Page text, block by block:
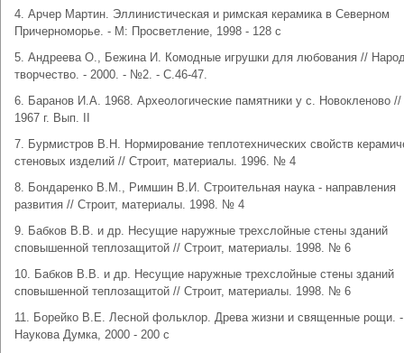
4. Арчер Мартин. Эллинистическая и римская керамика в Северном
Причерноморье. - М: Просветление, 1998 - 128 с
5. Андреева О., Бежина И. Комодные игрушки для любования //
творчество. - 2000. - №2. - С.46-47.
6. Баранов И.А. 1968. Археологические памятники у с. Новокленово
1967 г. Вып. II
7. Бурмистров В.Н. Нормирование теплотехнических свойств
стеновых изделий // Строит, материалы. 1996. № 4
8. Бондаренко В.М., Римшин В.И. Строительная наука - направления
развития // Строит, материалы. 1998. № 4
9. Бабков В.В. и др. Несущие наружные трехслойные стены зданий
сповышенной теплозащитой // Строит, материалы. 1998. № 6
10. Бабков В.В. и др. Несущие наружные трехслойные стены зданий
сповышенной теплозащитой // Строит, материалы. 1998. № 6
11. Борейко В.Е. Лесной фольклор. Древа жизни и священные рощи.
Наукова Думка, 2000 - 200 с